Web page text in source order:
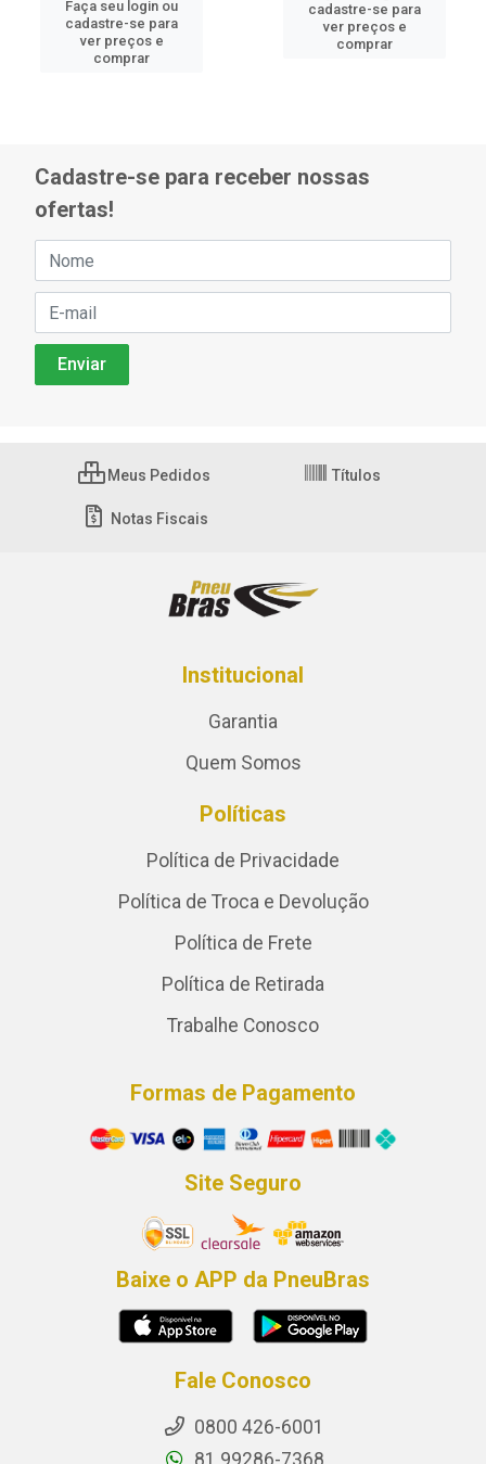
Faça seu login ou
cadastre-se para
ver preços e
comprar
cadastre-se para
ver preços e
comprar
Cadastre-se para receber nossas
ofertas!
Meus Pedidos Títulos
Notas Fiscais
Institucional
Garantia
Quem Somos
Políticas
Política de Privacidade
Política de Troca e Devolução
Política de Frete
Política de Retirada
Trabalhe Conosco
Formas de Pagamento
Site Seguro
Baixe o APP da PneuBras
Fale Conosco
0800 426-6001
81 99286-7368